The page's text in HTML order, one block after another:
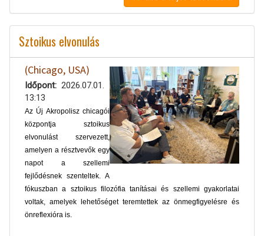
Sztoikus elvonulás
(Chicago, USA)
Időpont
2026.07.01.
13:13
Az Új Akropolisz chicagói
központja sztoikus
elvonulást szervezett,
amelyen a résztvevők egy
napot a szellemi
fejlődésnek szenteltek. A
fókuszban a sztoikus filozófia tanításai és szellemi gyakorlatai
voltak, amelyek lehetőséget teremtettek az önmegfigyelésre és
önreflexióra is.